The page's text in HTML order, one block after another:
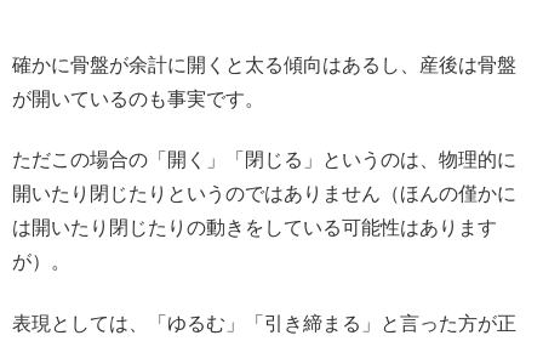
確かに骨盤が余計に開くと太る傾向はあるし、産後は骨盤
が開いているのも事実です。
ただこの場合の「開く」「閉じる」というのは、物理的に
開いたり閉じたりというのではありません（ほんの僅かに
は開いたり閉じたりの動きをしている可能性はあります
が）。
表現としては、「ゆるむ」「引き締まる」と言った方が正